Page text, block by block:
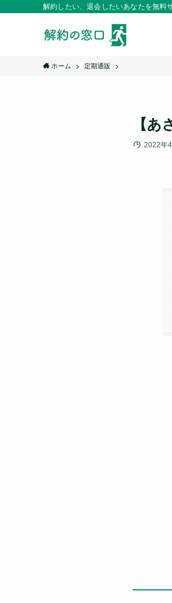
解約したい、退会したいあなたを無料
ホーム 定期通販
【
2022年